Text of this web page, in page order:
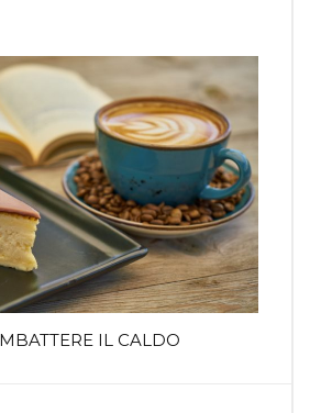
IL CALDO